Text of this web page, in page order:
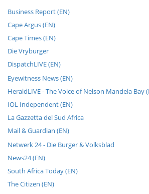
Business Report (EN)
Cape Argus (EN)
Cape Times (EN)
Die Vryburger
DispatchLIVE (EN)
Eyewitness News (EN)
HeraldLIVE - The Voice of Nelson Mandela Bay
IOL Independent (EN)
La Gazzetta del Sud Africa
Mail & Guardian (EN)
Netwerk 24 - Die Burger & Volksblad
News24 (EN)
South Africa Today (EN)
The Citizen (EN)